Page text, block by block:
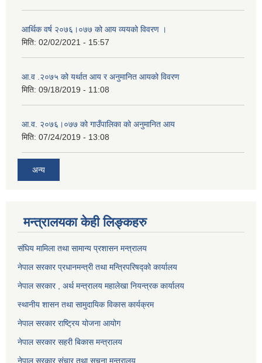
आर्थिक वर्ष २०७६।०७७ को आय व्ययको विवरण ।
मिति: 02/02/2021 - 15:57
आ.व .२०७५ को यर्थात आय र अनुमानित आयको विवरण
मिति: 09/18/2019 - 11:08
आ.व. २०७६।०७७ को गाउँपालिका को अनुमानित आय
मिति: 07/24/2019 - 13:08
अन्य
मन्त्रालयका केही लिङ्कहरु
संघिय मामिला तथा सामान्य प्रशासन मन्त्रालय
नेपाल सरकार प्रधानमन्त्री तथा मन्त्रिपरिषद्को कार्यालय
नेपाल सरकार , अर्थ मन्त्रालय महालेखा नियन्त्रक कार्यालय
स्थानीय शासन तथा सामुदायिक विकास कार्यक्रम
नेपाल सरकार राष्ट्रिय योजना आयोग
नेपाल सरकार सहरी बिकास मन्त्रालय
नेपाल सरकार संचार तथा सूचना मन्त्रालय